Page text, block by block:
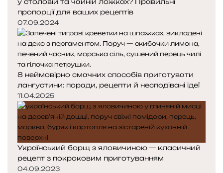
пропорції для ваших рецептів
07.09.2024
8 неймовірно смачних способів приготувати
лангустини: поради, рецепти й несподівані ідеї
11.04.2025
Український борщ з яловичиною — класичний
рецепт з покроковим приготуванням
04.09.2023